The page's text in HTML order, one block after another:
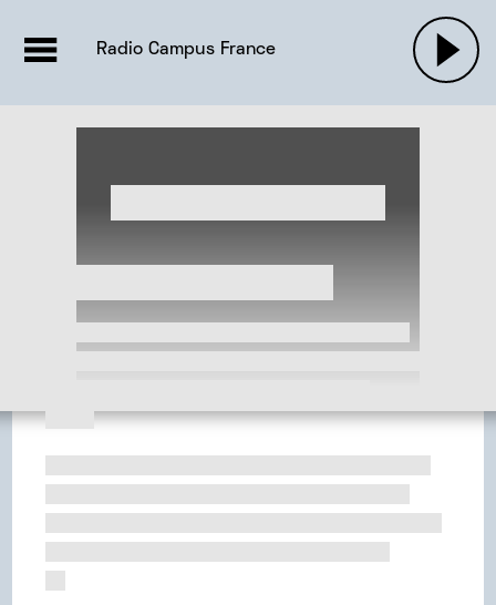
ACTUALITÉS
EMISSIONS |
PODCASTS
Radio Campus France